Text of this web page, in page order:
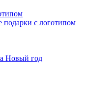
с логотипом
Новый год